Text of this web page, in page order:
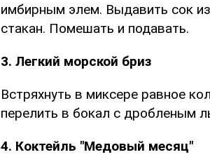
имбирным элем. Выдавить сок
стакан. Помешать и подавать.
3. Легкий морской бриз
Встряхнуть в миксере равное
перелить в бокал с дробленым
4. Коктейль "Медовый месяц"